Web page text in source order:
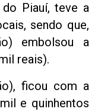
Piauí, teve a
sendo que,
embolsou a
reais).
ficou com a
e quinhentos